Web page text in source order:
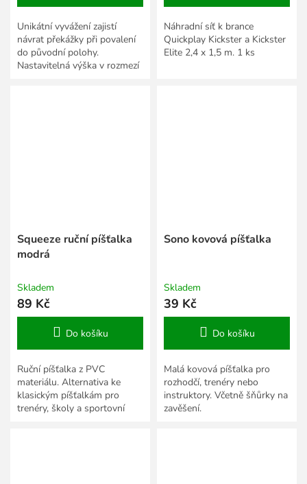
Unikátní vyvážení zajistí
návrat překážky při povalení
do původní polohy.
Nastavitelná výška v rozmezí
Náhradní síť k brance
Quickplay Kickster a Kickster
Elite 2,4 x 1,5 m. 1 ks
Squeeze ruční píšťalka
modrá
Skladem
89 Kč
Do košíku
Ruční píšťalka z PVC
materiálu. Alternativa ke
klasickým píšťalkám pro
trenéry, školy a sportovní
Sono kovová píšťalka
Skladem
39 Kč
Do košíku
Malá kovová píšťalka pro
rozhodčí, trenéry nebo
instruktory. Včetně šňůrky na
zavěšení.